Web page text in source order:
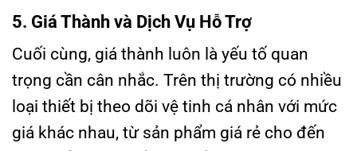
5. Giá Thành và Dịch Vụ Hỗ Trợ
Cuối cùng, giá thành luôn là yếu tố quan
trọng cần cân nhắc. Trên thị trường có nhiều
loại thiết bị theo dõi vệ tinh cá nhân với mức
giá khác nhau, từ sản phẩm giá rẻ cho đến